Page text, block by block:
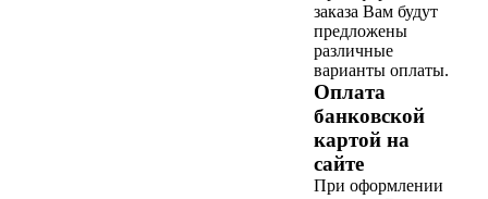
заказа Вам будут
предложены
различные
варианты оплаты.
Оплата
банковской
картой на
сайте
При оформлении